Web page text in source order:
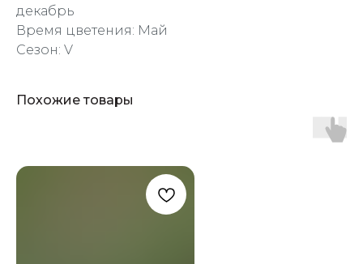
декабрь
Время цветения: Май
Сезон: V
Похожие товары